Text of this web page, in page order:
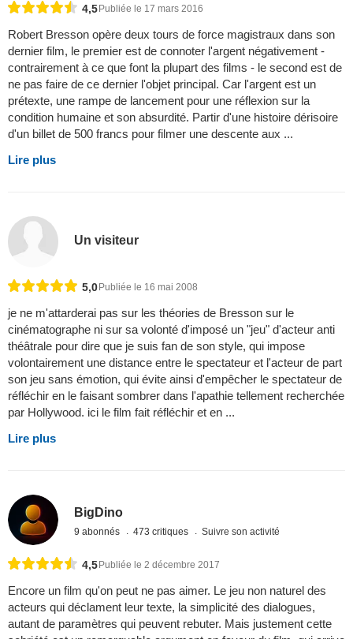
4,5 Publiée le 17 mars 2016
Robert Bresson opère deux tours de force magistraux dans son
dernier film, le premier est de connoter l'argent négativement -
contrairement à ce que font la plupart des films - le second est de
ne pas faire de ce dernier l'objet principal. Car l'argent est un
prétexte, une rampe de lancement pour une réflexion sur la
condition humaine et son absurdité. Partir d'une histoire dérisoire
d'un billet de 500 francs pour filmer une descente aux ...
Lire plus
Un visiteur
5,0Publiée le 16 mai 2008
je ne m'attarderai pas sur les théories de Bresson sur le
cinématographe ni sur sa volonté d'imposé un "jeu" d'acteur anti
théâtrale pour dire que je suis fan de son style, qui impose
volontairement une distance entre le spectateur et l'acteur de part
son jeu sans émotion, qui évite ainsi d'empêcher le spectateur de
réfléchir en le faisant sombrer dans l'apathie tellement recherchée
par Hollywood. ici le film fait réfléchir et en ...
Lire plus
BigDino
9 abonnés 473 critiques Suivre son activité
4,5 Publiée le 2 décembre 2017
Encore un film qu'on peut ne pas aimer. Le jeu non naturel des
acteurs qui déclament leur texte, la simplicité des dialogues,
autant de paramètres qui peuvent rebuter. Mais justement cette